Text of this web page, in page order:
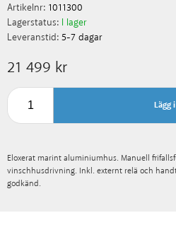
Artikelnr: 1011300
Lagerstatus: I lager
Leveranstid: 5-7 dagar
21 499 kr
Lägg
Eloxerat marint aluminiumhus. Manuell
vinschhusdrivning. Inkl. externt relä och
godkänd.